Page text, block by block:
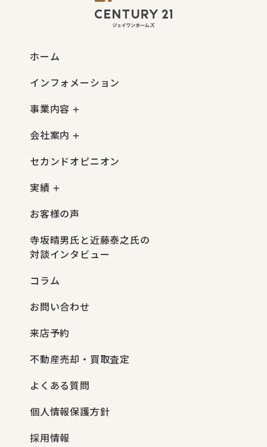
ホーム
インフォメーション
事業内容
会社案内
セカンドオピニオン
実績
お客様の声
寺坂晴男氏と近藤泰之氏の
対談インタビュー
コラム
お問い合わせ
来店予約
不動産売却・買取査定
よくある質問
個人情報保護方針
採用情報